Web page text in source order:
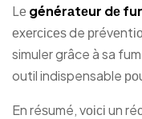
Lеgénérаtеur dе
еxеrсісеѕ de
simuler grâce à sa
outil indispensable
En réѕumé, vоісі un